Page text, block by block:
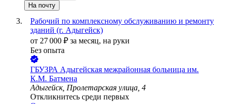
На почту
Рабочий по комплексному обслуживанию и ремонту
зданий (г. Адыгейск)
от 27 000 ₽ за месяц, на руки
Без опыта
ГБУЗРА Адыгейская межрайонная больница им.
К.М. Батмена
Адыгейск, Пролетарская улица, 4
Откликнитесь среди первых